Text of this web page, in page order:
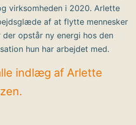
virksomheden i 2020. Arlette
af at flytte mennesker
der opstår ny energi hos den
hun har arbejdet med.
indlæg af Arlette